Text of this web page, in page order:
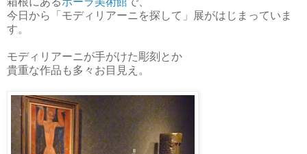
今日から「モディリアーニを探して」展がはじまっていま
す。
モディリアーニが手がけた彫刻とか
貴重な作品も多々お目見え。